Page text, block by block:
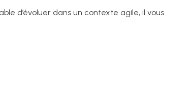
d’évoluer dans un contexte agile, il vous